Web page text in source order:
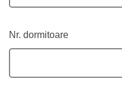
Nr. dormitoare